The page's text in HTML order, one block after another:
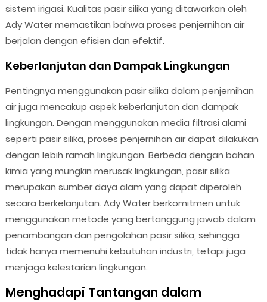
sistem irigasi. Kualitas pasir silika yang ditawarkan oleh
Ady Water memastikan bahwa proses penjernihan air
berjalan dengan efisien dan efektif.
Keberlanjutan dan Dampak Lingkungan
Pentingnya menggunakan pasir silika dalam penjernihan
air juga mencakup aspek keberlanjutan dan dampak
lingkungan. Dengan menggunakan media filtrasi alami
seperti pasir silika, proses penjernihan air dapat dilakukan
dengan lebih ramah lingkungan. Berbeda dengan bahan
kimia yang mungkin merusak lingkungan, pasir silika
merupakan sumber daya alam yang dapat diperoleh
secara berkelanjutan. Ady Water berkomitmen untuk
menggunakan metode yang bertanggung jawab dalam
penambangan dan pengolahan pasir silika, sehingga
tidak hanya memenuhi kebutuhan industri, tetapi juga
menjaga kelestarian lingkungan.
Menghadapi Tantangan dalam